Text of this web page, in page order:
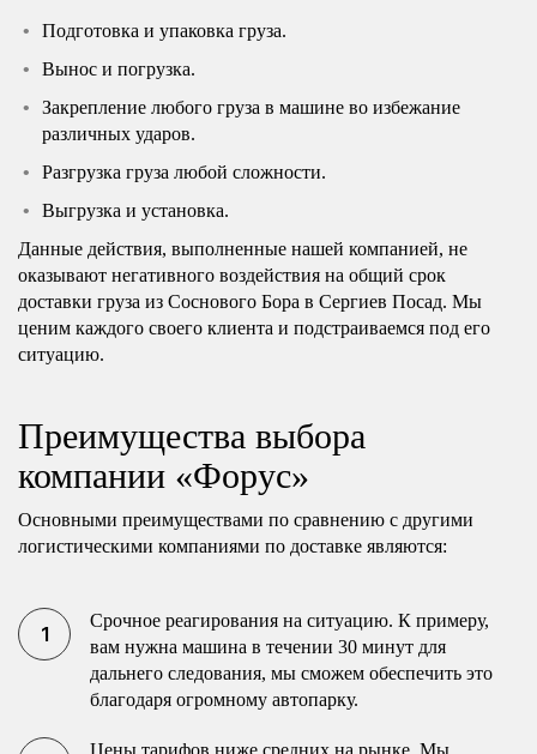
Подготовка и упаковка груза.
Вынос и погрузка.
Закрепление любого груза в машине во избежание
различных ударов.
Разгрузка груза любой сложности.
Выгрузка и установка.
Данные действия, выполненные нашей компанией, не
оказывают негативного воздействия на общий срок
доставки груза из Соснового Бора в Сергиев Посад. Мы
ценим каждого своего клиента и подстраиваемся под его
ситуацию.
Преимущества выбора
компании «Форус»
Основными преимуществами по сравнению с другими
логистическими компаниями по доставке являются:
Срочное реагирования на ситуацию. К примеру,
вам нужна машина в течении 30 минут для
дальнего следования, мы сможем обеспечить это
благодаря огромному автопарку.
Цены тарифов ниже средних на рынке. Мы